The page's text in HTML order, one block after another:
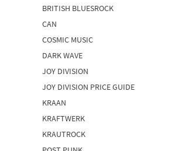
BRITISH BLUESROCK
CAN
COSMIC MUSIC
DARK WAVE
JOY DIVISION
JOY DIVISION PRICE GUIDE
KRAAN
KRAFTWERK
KRAUTROCK